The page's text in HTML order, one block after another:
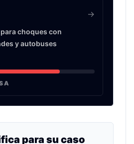
choques con
y autobuses
->
para su caso